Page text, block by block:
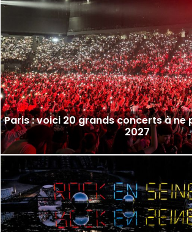
Paris : voici 20 grands concerts à ne
2027